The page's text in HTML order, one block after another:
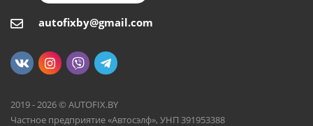
autofixby@gmail.com
2019 - 2026 © AUTOFIX.BY
Частное предприятие «Автосэлф», УНП 391953388